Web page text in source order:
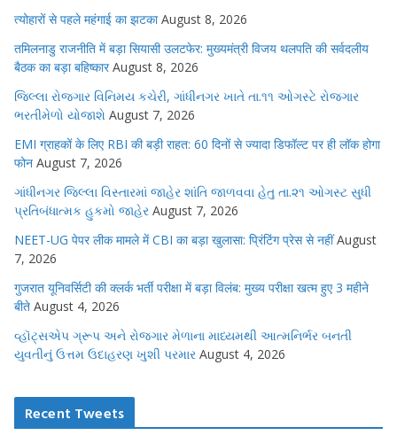
त्योहारों से पहले महंगाई का झटका August 8, 2026
तमिलनाडु राजनीति में बड़ा सियासी उलटफेर: मुख्यमंत्री विजय थलपति की सर्वदलीय
बैठक का बड़ा बहिष्कार August 8, 2026
જિલ્લા રોજગાર વિનિમય કચેરી, ગાંધીનગર ખાતે તા.૧૧ ઓગસ્ટે રોજગાર
ભરતીમેળો યોજાશે August 7, 2026
EMI ग्राहकों के लिए RBI की बड़ी राहत: 60 दिनों से ज्यादा डिफॉल्ट पर ही लॉक होगा
फोन August 7, 2026
ગાંધીનગર જિલ્લા વિસ્તારમાં જાહેર શાંતિ જાળવવા હેતુ તા.૨૧ ઓગસ્ટ સુધી
પ્રતિબંધાત્મક હુકમો જાહેર August 7, 2026
NEET-UG पेपर लीक मामले में CBI का बड़ा खुलासा: प्रिंटिंग प्रेस से नहीं August
7, 2026
गुजरात यूनिवर्सिटी की क्लर्क भर्ती परीक्षा में बड़ा विलंब: मुख्य परीक्षा खत्म हुए 3 महीने
बीते August 4, 2026
વ્હૉટ્સએપ ગ્રૂપ અને રોજગાર મેળાના માધ્યમથી આત્મનિર્ભર બનતી
યુવતીનું ઉત્તમ ઉદાહરણ ખુશી પરમાર August 4, 2026
Recent Tweets